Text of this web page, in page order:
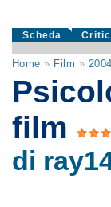
Scheda
Home » Film » 2004
film
di